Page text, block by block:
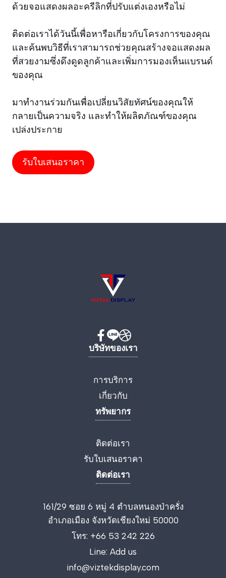
ด้วยจอแสดงผลอะครีลิกที่ปรับแต่งเองหรือไม่
ติดต่อเราได้วันนี้เพื่อหารือเกี่ยวกับโครงการของคุณ
และค้นพบวิธีที่เราสามารถช่วยคุณสร้างจอแสดงผล
ที่สวยงามซึ่งดึงดูดลูกค้าและเพิ่มการมองเห็นแบรนด์
ของคุณ
มาทำงานร่วมกันเพื่อเปลี่ยนวิสัยทัศน์ของคุณให้
กลายเป็นความจริง และทำให้ผลิตภัณฑ์ของคุณ
เปล่งประกาย
รับใบเสนอราคา
บริษัทของเรา
การบริการ
เกี่ยวกับ
ทรัพยากร
ติดต่อเรา
รับใบเสนอราคา
ติดต่อเรา
161/29 ซอย 6 หมู่ 4 ตำบลหนองป่าครั่ง
อำเภอเมือง จังหวัดเชียงใหม่ 50000
โทร: +66 53 242 226
Line: Add us
info@viztekdisplay.com